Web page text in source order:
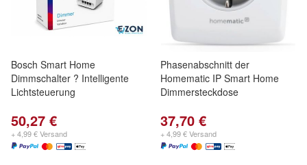
Bosch Smart Home
Dimmschalter ? Intelligente
Lichtsteuerung
50,27 €
+ 4,99 € Versand
Phasenabschnitt der
Homematic IP Smart Home
Dimmersteckdose
37,70 €
+ 4,99 € Versand